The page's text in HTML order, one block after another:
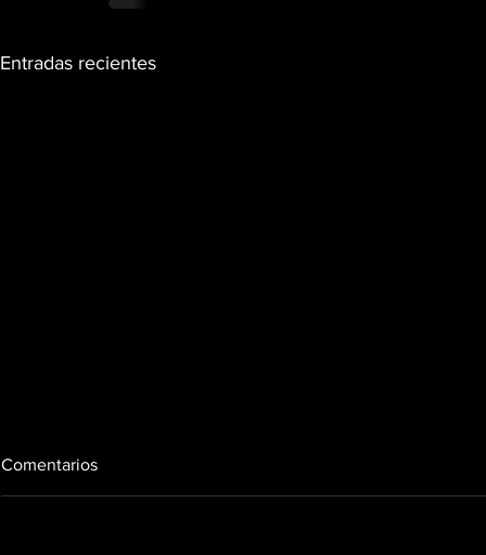
Entradas recientes
Comentarios